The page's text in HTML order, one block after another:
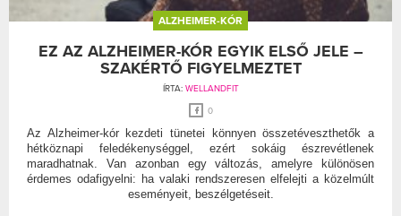
ALZHEIMER-KÓR
EZ AZ ALZHEIMER-KÓR EGYIK ELSŐ JELE –
SZAKÉRTŐ FIGYELMEZTET
ÍRTA: WELLANDFIT
0
Az Alzheimer-kór kezdeti tünetei könnyen összetéveszthetők a
hétköznapi feledékenységgel, ezért sokáig észrevétlenek
maradhatnak. Van azonban egy változás, amelyre különösen
érdemes odafigyelni: ha valaki rendszeresen elfelejti a közelmúlt
eseményeit, beszélgetéseit.